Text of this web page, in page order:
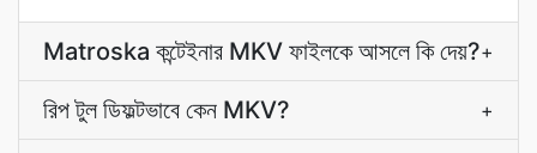
Matroska কন্টেইনার MKV ফাইলকে আসলে কি দেয়?+
রিপ টুল ডিফল্টভাবে কেন MKV? +